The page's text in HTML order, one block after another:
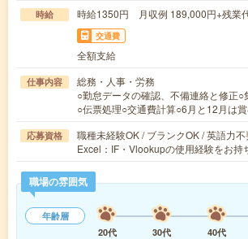
時給 時給1350円 月収例 189,000円+残業
交通費
全額支給
仕事内容
総務・人事・労務
○勤怠データの確認、不備連絡と修正○
○伝票処理○交通費計算○6月と12月は
応募資格
職種未経験OK / ブランクOK / 英語力不
Excel：IF・Vlookupの使用経験をお持
職場の雰囲気
年齢層
20代
30代 40代